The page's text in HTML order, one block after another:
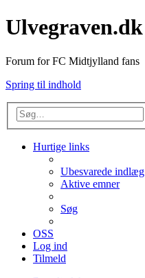
Ulvegraven.dk
Forum for FC Midtjylland fans
Spring til indhold
Hurtige links
Ubesvarede indlæg
Aktive emner
Søg
OSS
Log ind
Tilmeld